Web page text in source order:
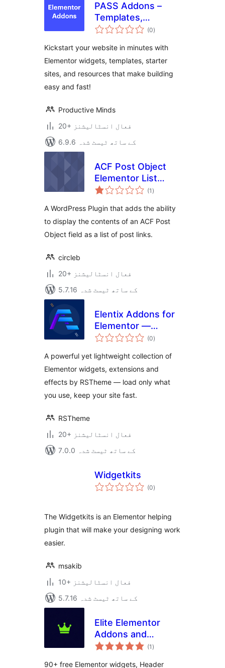
PASS Addons –
Templates,
Widgets, and
Elementor
(0مجموعی
درجہ
)
Kickstart your website in minutes with
Elementor widgets, templates, starter
sites, and resources that make building
easy and fast!
Productive Minds
20+ فعال انسٹالیشنز
6.9.6 کے ساتھ ٹیسٹ شدہ
ACF Post Object
Elementor List
Widget
(1 مجموعی
درجہ
)
A WordPress Plugin that adds the ability
to display the contents of an ACF Post
Object field as a list of post links.
circleb
20+ فعال انسٹالیشنز
5.7.16 کے ساتھ ٹیسٹ شدہ
Elentix Addons for
Elementor —
Widgets,
Effects
(0مجموعی
درجہ
)
A powerful yet lightweight collection of
Elementor widgets, extensions and
effects by RSTheme — load only what
you use, keep your site fast.
RSTheme
20+ فعال انسٹالیشنز
7.0.0 کے ساتھ ٹیسٹ شدہ
Widgetkits
(0مجموعی
درجہ
)
The Widgetkits is an Elementor helping
plugin that will make your designing work
easier.
msakib
10+ فعال انسٹالیشنز
5.7.16 کے ساتھ ٹیسٹ شدہ
Elite Elementor
Addons and
Widgets
(1 مجموعی
درجہ
)
90+ free Elementor widgets, Header